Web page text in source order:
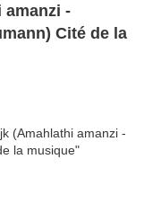
amanzi -